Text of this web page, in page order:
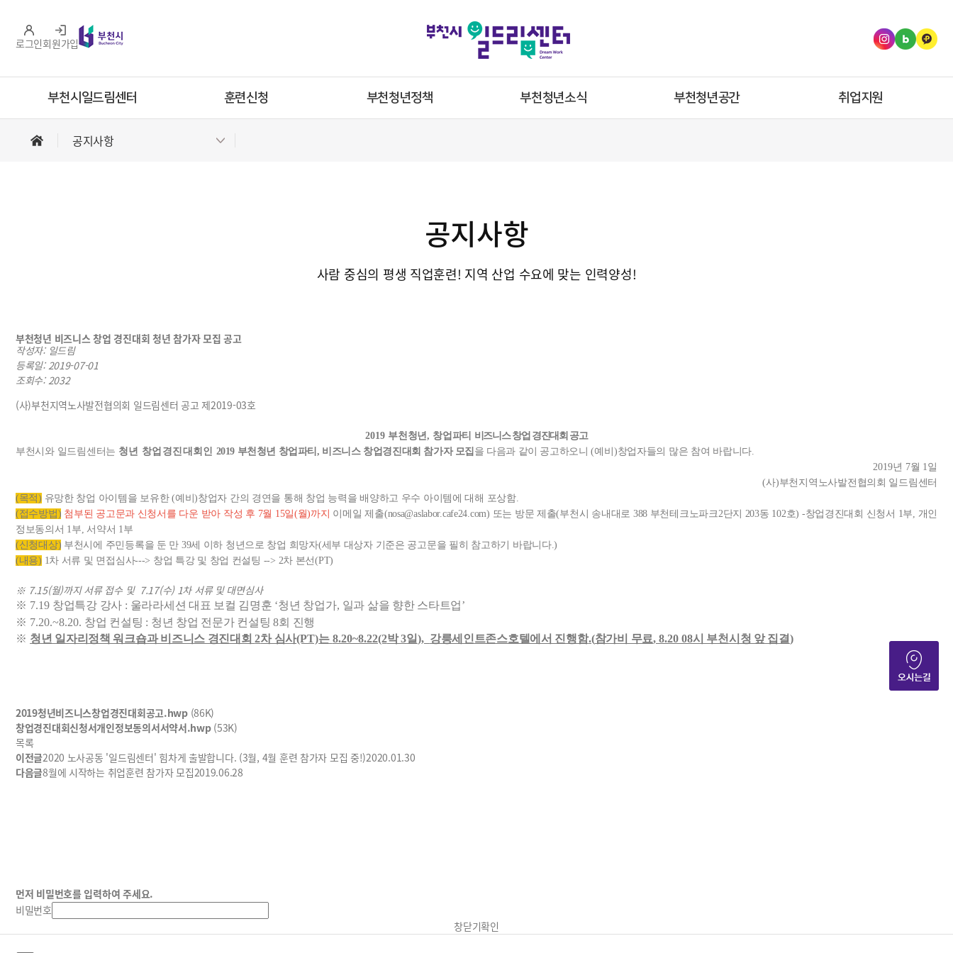
로그인회원가입
그
램
러
부천시일드림센터 훈련신청 부천청년정책 부천청년소식 부천청년공간 취업지원
홈 공지사항
공지사항
사람 중심의 평생 직업훈련! 지역 산업 수요에 맞는 인력양성!
부천청년 비즈니스 창업 경진대회 청년 참가자 모집 공고
작성자: 일드림
등록일:2019-07-01
조회수: 2032
(사)부천지역노사발전협의회 일드림센터 공고 제2019-03호
2019 부천청년, 창업파티 비즈니스 창업 경진대회 공고
부천시와 일드림센터는 청년 창업경진대회인 2019 부천청년 창업파티 , 비즈니스 창업경진대회 참가자 모집 을 다음과 같이 공고하오니 (예비 )창업자들의 많은 참여 바랍니다.
2019년 7월 1일
(사)부천지역노사발전협의회 일드림센터
(목적) 유망한 창업 아이템을 보유한 (예비)창업자 간의 경연을 통해 창업 능력을 배양하고 우수 아이템에 대해 포상함.
(접수방법) 첨부된 공고문과 신청서를 다운 받아 작성 후 7월 15일(월)까지 이메일 제출(nosa@aslabor.cafe24.com) 또는 방문 제출(부천시 송내대로 388 부천테크노파크2단지 203동 102호) -창업경진대회 신청서 1부, 개인
정보동의서 1부, 서약서 1부
(신청대상) 부천시에 주민등록을 둔 만 39세 이하 청년으로 창업 희망자(세부 대상자 기준은 공고문을 필히 참고하기 바랍니다.)
(내용) 1차 서류 및 면접심사---> 창업 특강 및 창업 컨설팅 --> 2차 본선(PT)
※ 7.15(월)까지 서류 접수 및 7.17(수) 1차 서류 및 대면심사
※ 7.19 창업특강 강사 : 울라라세션 대표 보컬 김명훈 ‘청년 창업가, 일과 삶을 향한 스타트업’
※ 7.20.~8.20. 창업 컨설팅 : 청년 창업 전문가 컨설팅8회 진행
※ 청년 일자리정책 워크숍과 비즈니스 경진대회2차 심사(PT)는 8.20~8.22(2박3일), 강릉세인트존스호텔에서 진행함.(참가비 무료, 8.20 08시 부천시청 앞 집결)
2019청년비즈니스창업경진대회공고.hwp(86K)
창업경진대회신청서개인정보동의서서약서.hwp(53K)
목록
이전글2020 노사공동 '일드림센터' 힘차게 출발합니다. (3월, 4월 훈련 참가자 모집 중!)2020.01.30
다음글8월에 시작하는 취업훈련 참가자 모집2019.06.28
먼저 비밀번호를 입력하여 주세요.
비밀번호
창닫기확인